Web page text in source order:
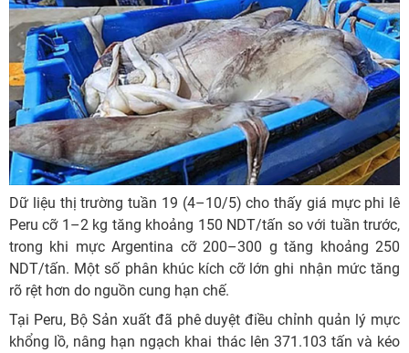
Dữ liệu thị trường tuần 19 (4–10/5) cho thấy giá mực phi lê
Peru cỡ 1–2 kg tăng khoảng 150 NDT/tấn so với tuần trước,
trong khi mực Argentina cỡ 200–300 g tăng khoảng 250
NDT/tấn. Một số phân khúc kích cỡ lớn ghi nhận mức tăng
rõ rệt hơn do nguồn cung hạn chế.
Tại Peru, Bộ Sản xuất đã phê duyệt điều chỉnh quản lý mực
khổng lồ, nâng hạn ngạch khai thác lên 371.103 tấn và kéo